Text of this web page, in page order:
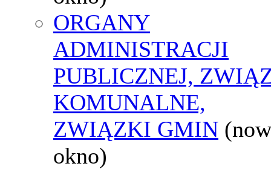
ORGANY
ADMINISTRACJI
PUBLICZNEJ,
KOMUNALNE,
ZWIĄZKI GMIN
okno)